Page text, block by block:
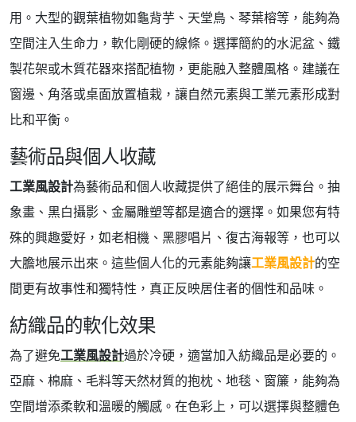
用。大型的觀葉植物如龜背芋、天堂鳥、琴葉榕等，能夠為
空間注入生命力，軟化剛硬的線條。選擇簡約的水泥盆、鐵
製花架或木質花器來搭配植物，更能融入整體風格。建議在
窗邊、角落或桌面放置植栽，讓自然元素與工業元素形成對
比和平衡。
藝術品與個人收藏
工業風設計為藝術品和個人收藏提供了絕佳的展示舞台。抽
象畫、黑白攝影、金屬雕塑等都是適合的選擇。如果您有特
殊的興趣愛好，如老相機、黑膠唱片、復古海報等，也可以
大膽地展示出來。這些個人化的元素能夠讓工業風設計的空
間更有故事性和獨特性，真正反映居住者的個性和品味。
紡織品的軟化效果
為了避免工業風設計過於冷硬，適當加入紡織品是必要的。
亞麻、棉麻、毛料等天然材質的抱枕、地毯、窗簾，能夠為
空間增添柔軟和溫暖的觸感。在色彩上，可以選擇與整體色